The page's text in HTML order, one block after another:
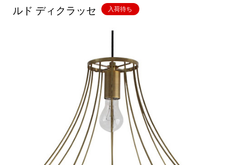
ルド ディクラッセ
入荷待ち